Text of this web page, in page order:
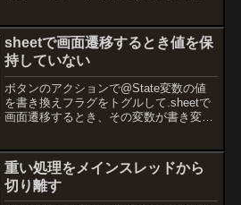
説明します。ViewModel...
sheetで画面遷移するとき値を保
持していない
ボタンのアクションで@State変数の値
を書き換えフラグをトグルして.sheetで
画面遷移するとき、その変数が書き変わ
は書き変わった。@EnvironmentO...
重い処理をメインスレッドから
切り離す